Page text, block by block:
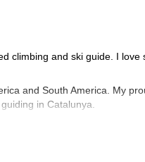
climbing and ski guide. I
and South America. My
in Catalunya.